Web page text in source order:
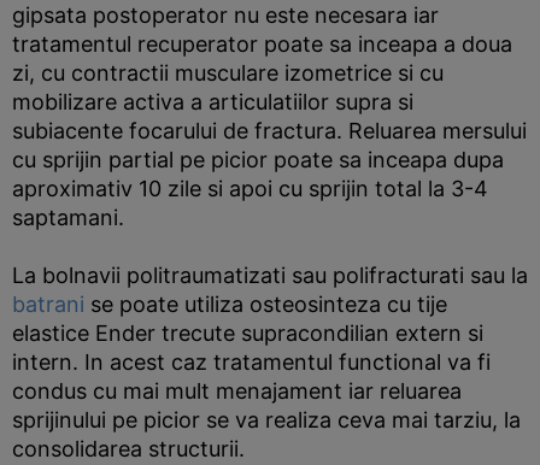
gipsata postoperator nu este necesara iar
tratamentul recuperator poate sa inceapa a doua
zi, cu contractii musculare izometrice si cu
mobilizare activa a articulatiilor supra si
subiacente focarului de fractura. Reluarea mersului
cu sprijin partial pe picior poate sa inceapa dupa
aproximativ 10 zile si apoi cu sprijin total la 3-4
saptamani.
La bolnavii politraumatizati sau polifracturati sau la
batrani se poate utiliza osteosinteza cu tije
elastice Ender trecute supracondilian extern si
intern. In acest caz tratamentul functional va fi
condus cu mai mult menajament iar reluarea
sprijinului pe picior se va realiza ceva mai tarziu, la
consolidarea structurii.